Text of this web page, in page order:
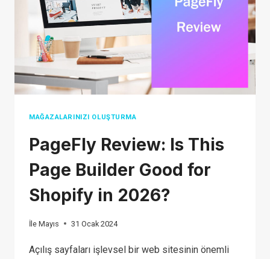
MAĞAZALARINIZI OLUŞTURMA
PageFly Review: Is This
Page Builder Good for
Shopify in 2026?
İle Mayıs 31 Ocak 2024
Açılış sayfaları işlevsel bir web sitesinin önemli